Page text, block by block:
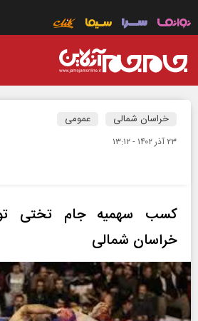
خراسان شمالی عمومی
۲۳ آذر ۱۴۰۲ - ۱۳:۱۲
کسب سهمیه جام تختی
خراسان شمالی